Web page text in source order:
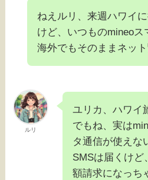
ねえルリ、来週ハワイ
けど、いつものmineoス
海外でもそのままネッ
ルリ
ユリカ、ハワ
でもね、実は
タ通信が使えな
SMSは届くけど
額請求になっち